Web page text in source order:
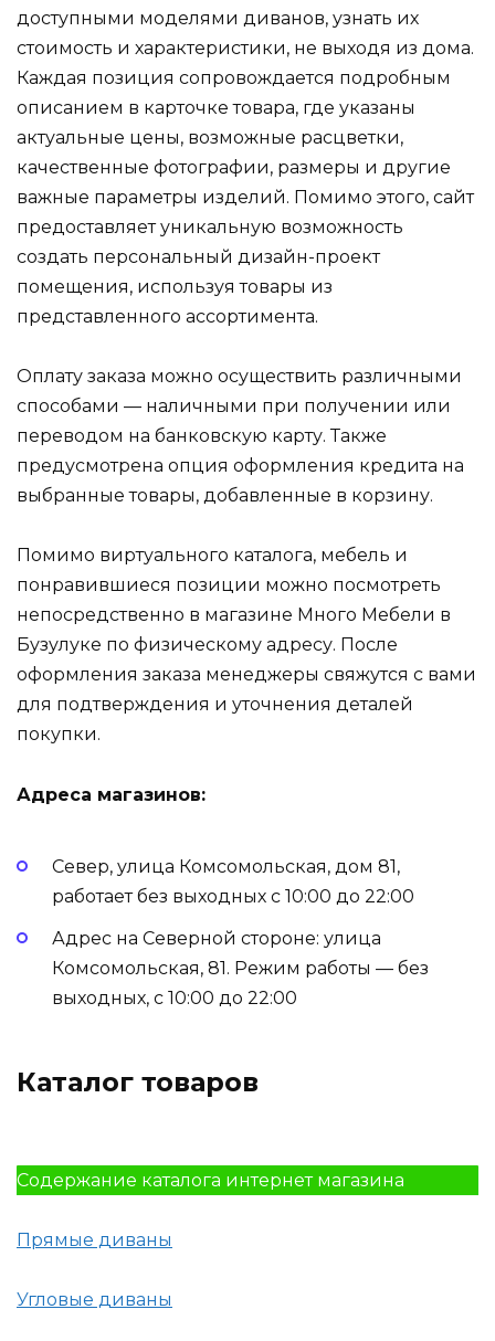
доступными моделями диванов, узнать их
стоимость и характеристики, не выходя из дома.
Каждая позиция сопровождается подробным
описанием в карточке товара, где указаны
актуальные цены, возможные расцветки,
качественные фотографии, размеры и другие
важные параметры изделий. Помимо этого, сайт
предоставляет уникальную возможность
создать персональный дизайн-проект
помещения, используя товары из
представленного ассортимента.
Оплату заказа можно осуществить различными
способами — наличными при получении или
переводом на банковскую карту. Также
предусмотрена опция оформления кредита на
выбранные товары, добавленные в корзину.
Помимо виртуального каталога, мебель и
понравившиеся позиции можно посмотреть
непосредственно в магазине Много Мебели в
Бузулуке по физическому адресу. После
оформления заказа менеджеры свяжутся с вами
для подтверждения и уточнения деталей
покупки.
Адреса магазинов:
Север, улица Комсомольская, дом 81,
работает без выходных с 10:00 до 22:00
Адрес на Северной стороне: улица
Комсомольская, 81. Режим работы — без
выходных, с 10:00 до 22:00
Каталог товаров
Содержание каталога интернет магазина
Прямые диваны
Угловые диваны